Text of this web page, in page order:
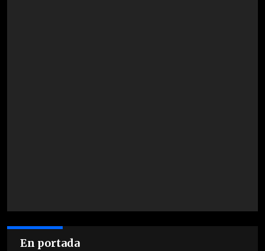
En portada